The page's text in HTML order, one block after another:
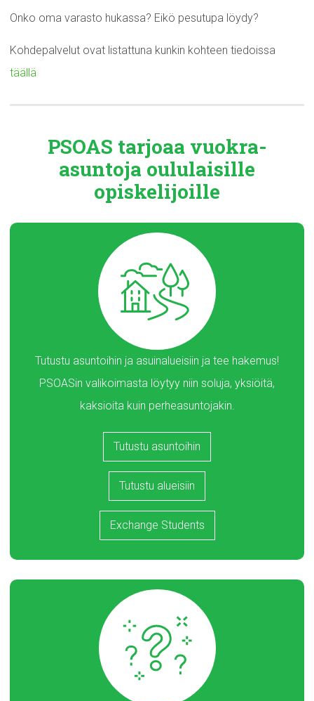
Onko oma varasto hukassa? Eikö pesutupa löydy?
Kohdepalvelut ovat listattuna kunkin kohteen tiedoissa
täällä
PSOAS tarjoaa vuokra-
asuntoja oululaisille
opiskelijoille
Tutustu asuntoihin ja asuinalueisiin ja tee hakemus!
PSOASin valikoimasta löytyy niin soluja, yksiöitä,
kaksioita kuin perheasuntojakin.
Tutustu asuntoihin
Tutustu alueisiin
Exchange Students